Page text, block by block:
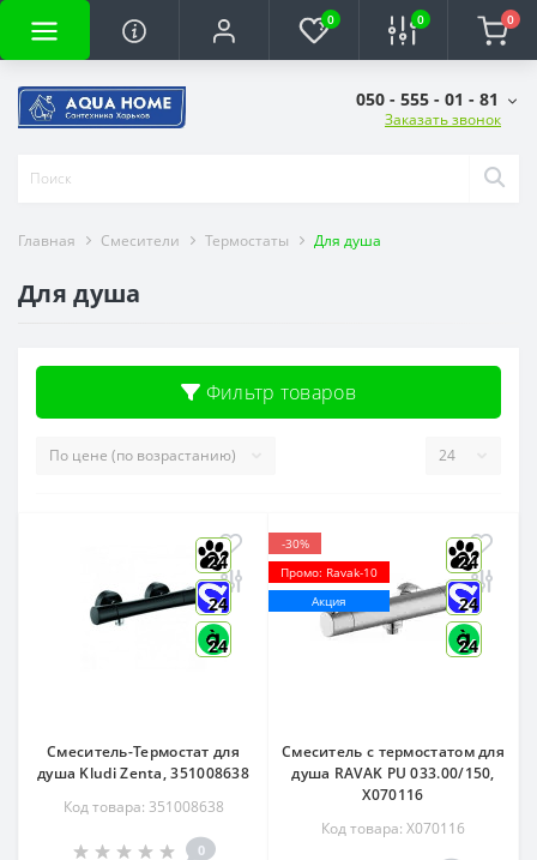
0 0 0
050 - 555 - 01 - 81
Заказать звонок
Главная Смесители Термостаты Для душа
Для душа
Фильтр товаров
24
24
24
Смеситель-Термостат для
душа Kludi Zenta, 351008638
Код товара: 351008638
0
-30%
Промо: Ravak-10
Акция
24
24
24
Смеситель с термостатом для
душа RAVAK PU 033.00/150,
X070116
Код товара: X070116